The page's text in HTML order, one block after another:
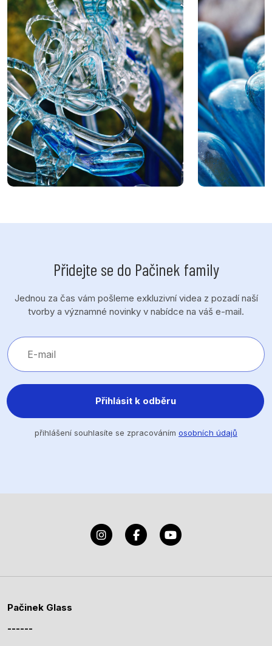
Přidejte se do Pačinek family
Jednou za čas vám pošleme exkluzivní videa z pozadí naší
tvorby a významné novinky v nabídce na váš e-mail.
Přihlásit k odběru
přihlášení souhlasíte se zpracováním osobních údajů
Pačinek Glass